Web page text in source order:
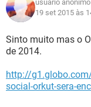
usuário anônimo
19 set 2015 às
Sinto muito mas o
de 2014.
http://
social-orkut-sera-